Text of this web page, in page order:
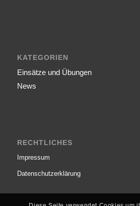
KATEGORIEN
Einsätze und Übungen
News
RECHTLICHES
Impressum
Datenschutzerklärung